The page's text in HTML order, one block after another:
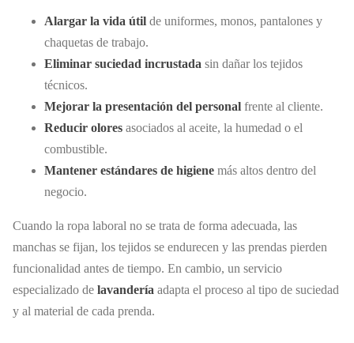
Alargar la vida útil de uniformes, monos, pantalones y
chaquetas de trabajo.
Eliminar suciedad incrustada sin dañar los tejidos
técnicos.
Mejorar la presentación del personal frente al cliente.
Reducir olores asociados al aceite, la humedad o el
combustible.
Mantener estándares de higiene más altos dentro del
negocio.
Cuando la ropa laboral no se trata de forma adecuada, las
manchas se fijan, los tejidos se endurecen y las prendas pierden
funcionalidad antes de tiempo. En cambio, un servicio
especializado de lavandería adapta el proceso al tipo de suciedad
y al material de cada prenda.